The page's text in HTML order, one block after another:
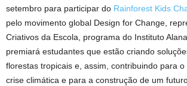
setembro para participar do Rainforest Kids
pelo movimento global Design for Change,
Criativos da Escola, programa do Instituto
premiará estudantes que estão criando
florestas tropicais e, assim, contribuindo para
crise climática e para a construção de um